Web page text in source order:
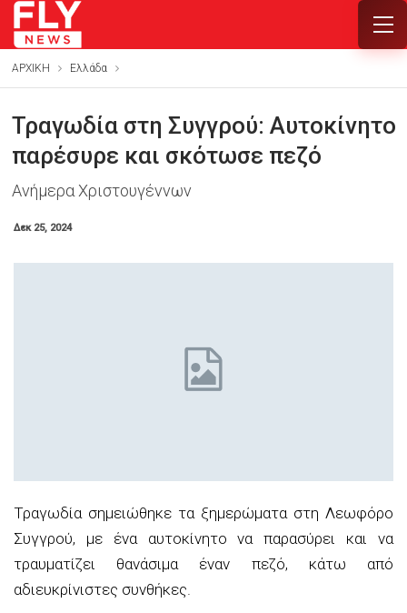
ΑΡΧΙΚΗ Ελλάδα
Τραγωδία στη Συγγρού: Αυτοκίνητο
παρέσυρε και σκότωσε πεζό
Ανήμερα Χριστουγέννων
Δεκ 25, 2024
Τραγωδία σημειώθηκε τα ξημερώματα στη Λεωφόρο
Συγγρού, με ένα αυτοκίνητο να παρασύρει και να
τραυματίζει θανάσιμα έναν πεζό, κάτω από
αδιευκρίνιστες συνθήκες.